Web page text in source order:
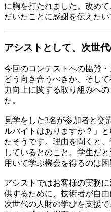
に胸を打たれました。改め
だいたことに感謝を伝えたい
アシストとして、次世
今回のコンテストへの協賛
どう向き合うべきか、そし
力向上に関する取り組みへ
た。
見学をした3名が参加者と交
ルバイトはありますか？」
たそうです。理由を聞くと
しているとのこと。学生だ
用いて学ぶ機会を得るのは困
アシストではお客様の実務
供するために、技術者が自
次世代の人財の学びを支援